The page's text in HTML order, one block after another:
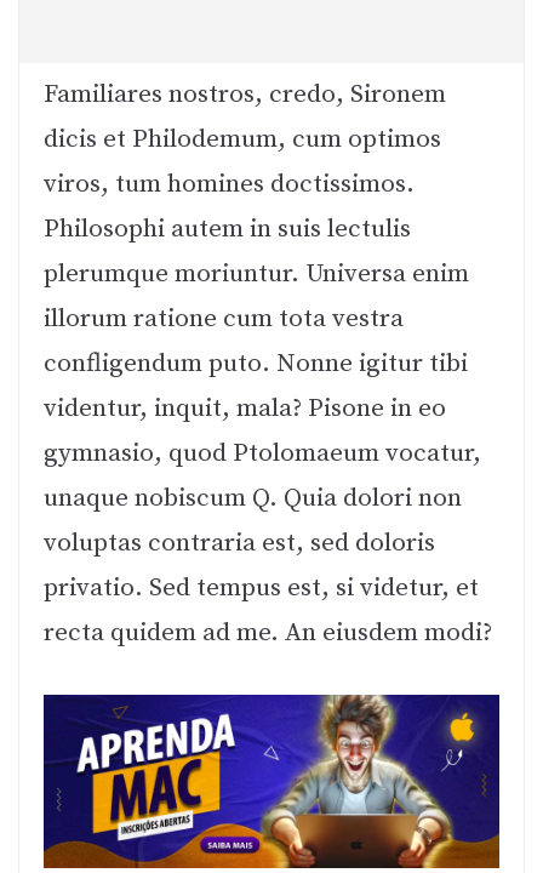
Familiares nostros, credo, Sironem
dicis et Philodemum, cum optimos
viros, tum homines doctissimos.
Philosophi autem in suis lectulis
plerumque moriuntur. Universa enim
illorum ratione cum tota vestra
confligendum puto. Nonne igitur tibi
videntur, inquit, mala? Pisone in eo
gymnasio, quod Ptolomaeum vocatur,
unaque nobiscum Q. Quia dolori non
voluptas contraria est, sed doloris
privatio. Sed tempus est, si videtur, et
recta quidem ad me. An eiusdem modi?